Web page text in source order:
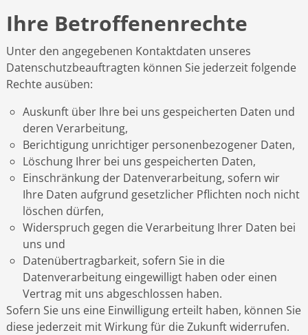
Ihre Betroffenenrechte
Unter den angegebenen Kontaktdaten unseres
Datenschutzbeauftragten können Sie jederzeit folgende
Rechte ausüben:
Auskunft über Ihre bei uns gespeicherten Daten und
deren Verarbeitung,
Berichtigung unrichtiger personenbezogener Daten,
Löschung Ihrer bei uns gespeicherten Daten,
Einschränkung der Datenverarbeitung, sofern wir
Ihre Daten aufgrund gesetzlicher Pflichten noch nicht
löschen dürfen,
Widerspruch gegen die Verarbeitung Ihrer Daten bei
uns und
Datenübertragbarkeit, sofern Sie in die
Datenverarbeitung eingewilligt haben oder einen
Vertrag mit uns abgeschlossen haben.
Sofern Sie uns eine Einwilligung erteilt haben, können Sie
diese jederzeit mit Wirkung für die Zukunft widerrufen.